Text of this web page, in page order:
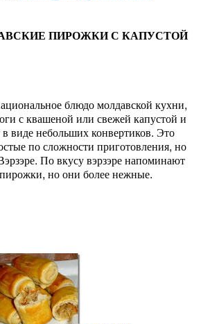
ПИРОЖКИ С КАПУСТОЙ
блюдо молдавской кухни,
с квашеной или свежей капустой и
в виде небольших конвертиков. Это
по сложности приготовления, но
По вкусу вэрзэре напоминают
но они более нежные.